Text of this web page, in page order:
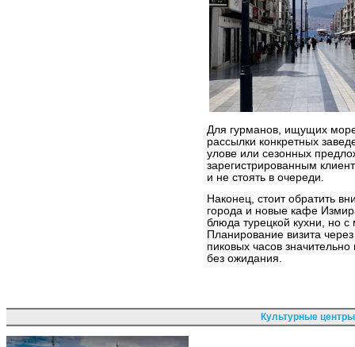
Для гурманов, ищущих
рассылки конкретных
улове или сезонных
зарегистрированным
и не стоять в очереди.
Наконец, стоит обратить
города и новые кафе
блюда турецкой кухни, но
Планирование визита
пиковых часов
без ожидания.
Культурные